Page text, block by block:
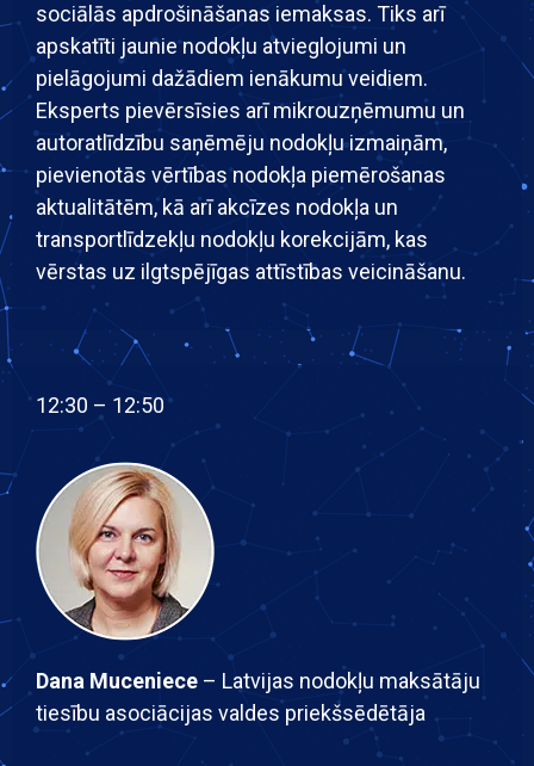
sociālās apdrošināšanas iemaksas. Tiks arī
apskatīti jaunie nodokļu atvieglojumi un
pielāgojumi dažādiem ienākumu veidiem.
Eksperts pievērsīsies arī mikrouzņēmumu un
autoratlīdzību saņēmēju nodokļu izmaiņām,
pievienotās vērtības nodokļa piemērošanas
aktualitātēm, kā arī akcīzes nodokļa un
transportlīdzekļu nodokļu korekcijām, kas
vērstas uz ilgtspējīgas attīstības veicināšanu.
12:30 – 12:50
Dana Muceniece​ – Latvijas nodokļu maksātāju
tiesību asociācijas valdes priekšsēdētāja